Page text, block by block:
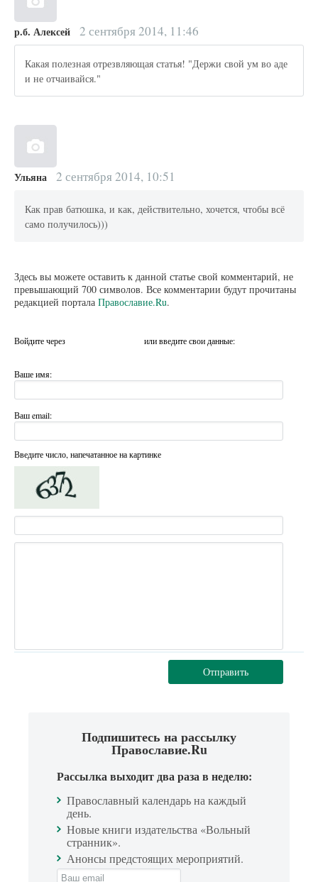
р.б. Алексей 2 сентября 2014, 11:46
Какая полезная отрезвляющая статья! "Держи свой ум во аде
и не отчаивайся."
Ульяна 2 сентября 2014, 10:51
Как прав батюшка, и как, действительно, хочется, чтобы всё
само получилось)))
Здесь вы можете оставить к данной статье свой комментарий, не
превышающий 700 символов. Все комментарии будут прочитаны
редакцией портала Православие.Ru.
Войдите через или введите свои данные:
Ваше имя:
Ваш email:
Введите число, напечатанное на картинке
Отправить
Подпишитесь на рассылку
Православие.Ru
Рассылка выходит два раза в неделю:
Православный календарь на каждый
день.
Новые книги издательства «Вольный
странник».
Анонсы предстоящих мероприятий.